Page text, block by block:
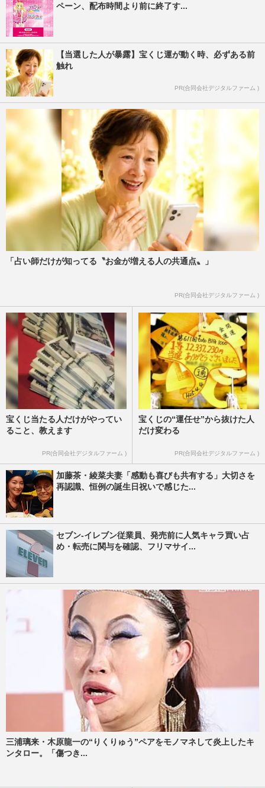
ペーン、配布時間より前に終了す...
【当選した人が暴露】宝くじ運が動く時、必ずある前
触れ
PR(合同会社デジタルファーム )
「占い師だけが知ってる〝お金が増える人の共通点〟」
PR(合同会社デジタルファーム )
宝くじ当たる人だけがやってい
ること、教えます
PR(合同会社デジタルファーム )
宝くじの“運任せ”から抜けた人
だけ変わる
PR(合同会社デジタルファーム )
加藤茶・綾菜夫妻「感動も喜びも共有する」大切さを
再認識、恒例の誕生日祝いで感じた...
セブン-イレブン従業員、発売前に人気キャラ買い占
め・転売に関与を確認、フリマサイ...
三浦璃来・木原龍一の“りくりゅう”ペアをモノマネして炎上したキ
ンタロー。「傷つき...